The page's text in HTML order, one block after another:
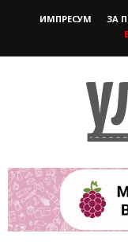
ИМПРЕСУМ ЗА